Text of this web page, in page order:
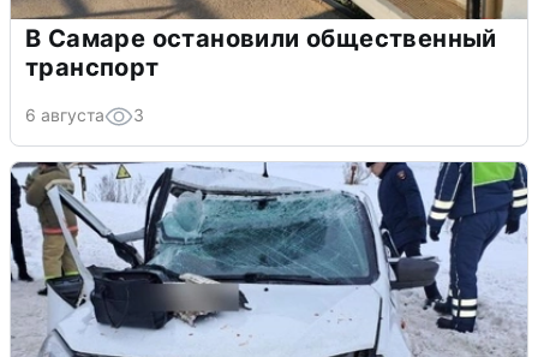
В Самаре остановили общественный
транспорт
6 августа 3